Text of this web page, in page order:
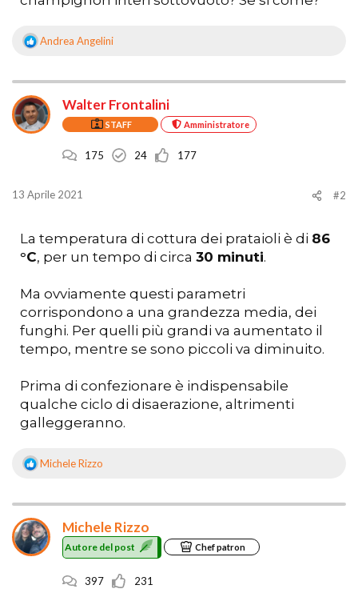
R
i
o
n
Andrea Angelini
Walter Frontalini
STAFF Amministratore
175 24 177
13 Aprile 2021 #2
La temperatura di cottura dei prataioli è di 86
°C, per un tempo di circa 30 minuti.
Ma ovviamente questi parametri
corrispondono a una grandezza media, dei
funghi. Per quelli più grandi va aumentato il
tempo, mentre se sono piccoli va diminuito.
Prima di confezionare è indispensabile
qualche ciclo di disaerazione, altrimenti
galleggeranno.
R
i
o
n
Michele Rizzo
Michele Rizzo
Autore del post Chef patron
397 231